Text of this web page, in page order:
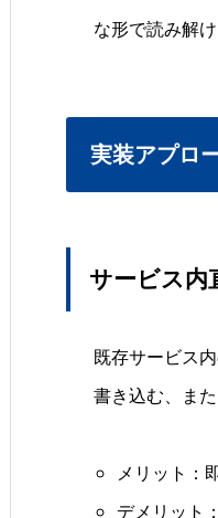
な形で読み解
実装アプロ
サービス内
既存サービス
書き込む、ま
メリット：
デメリット